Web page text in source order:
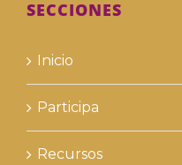
SECCIONES
Inicio
Participa
Recursos